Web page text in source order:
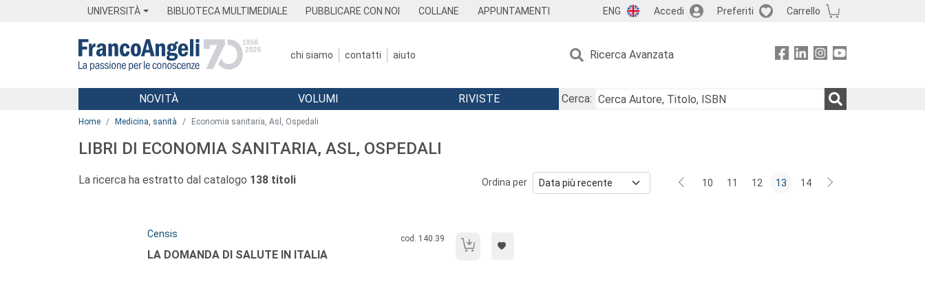
UNIVERSITÀ BIBLIOTECA MULTIMEDIALE PUBBLICARE CON NOI COLLANE APPUNTAMENTI ENG Accedi Preferiti Carrello
chi siamo contatti aiuto Ricerca Avanzata
Menu
NOVITÀ VOLUMI RIVISTE
Cerca:
Home Medicina, sanità Economia sanitaria, Asl, Ospedali
LIBRI DI ECONOMIA SANITARIA, ASL, OSPEDALI
La ricerca ha estratto dal catalogo 138 titoli Ordina per 10 11 12 13 14
Autori:
Censis
Titolo:
LA DOMANDA DI SALUTE IN ITALIA
Codice libro:
cod. 140.39 La domanda di salute in Italia